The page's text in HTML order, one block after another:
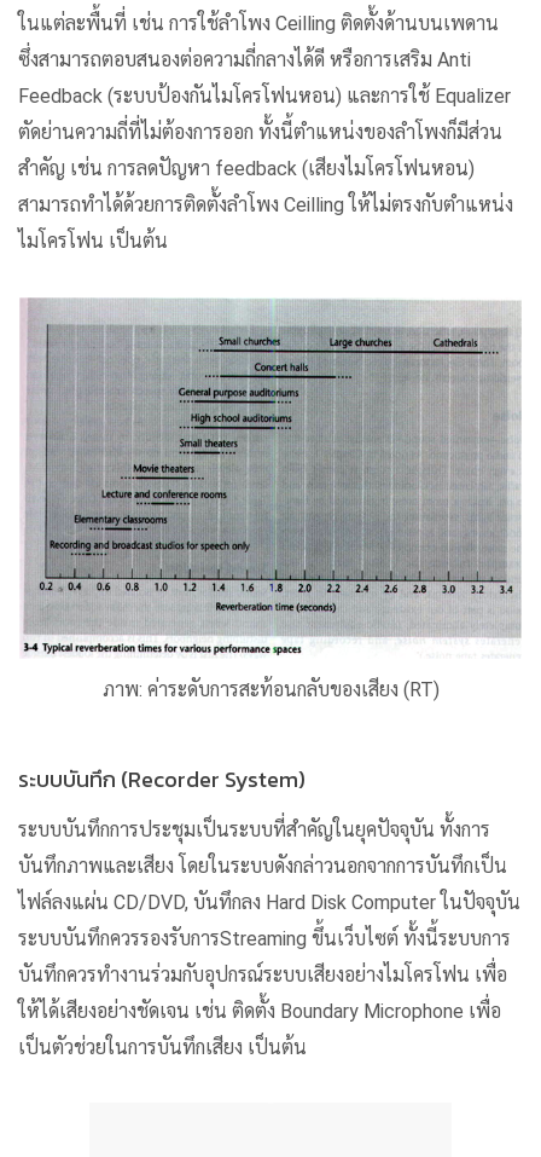
ในแต่ละพื้นที่ เช่น การใช้ลำโพง Ceilling ติดตั้งด้านบนเพดาน
ซึ่งสามารถตอบสนองต่อความถี่กลางได้ดี หรือการเสริม Anti
Feedback (ระบบป้องกันไมโครโฟนหอน) และการใช้ Equalizer
ตัดย่านความถี่ที่ไม่ต้องการออก ทั้งนี้ตำแหน่งของลำโพงก็มีส่วน
สำคัญ เช่น การลดปัญหา feedback (เสียงไมโครโฟนหอน)
สามารถทำได้ด้วยการติดตั้งลำโพง Ceilling ให้ไม่ตรงกับตำแหน่ง
ไมโครโฟน เป็นต้น
ภาพ: ค่าระดับการสะท้อนกลับของเสียง (RT)
ระบบบันทึก (Recorder System)
ระบบบันทึกการประชุมเป็นระบบที่สำคัญในยุคปัจจุบัน ทั้งการ
บันทึกภาพและเสียง โดยในระบบดังกล่าวนอกจากการบันทึกเป็น
ไฟล์ลงแผ่น CD/DVD, บันทึกลง Hard Disk Computer ในปัจจุบัน
ระบบบันทึกควรรองรับการStreaming ขึ้นเว็บไซต์ ทั้งนี้ระบบการ
บันทึกควรทำงานร่วมกับอุปกรณ์ระบบเสียงอย่างไมโครโฟน เพื่อ
ให้ได้เสียงอย่างชัดเจน เช่น ติดตั้ง Boundary Microphone เพื่อ
เป็นตัวช่วยในการบันทึกเสียง เป็นต้น